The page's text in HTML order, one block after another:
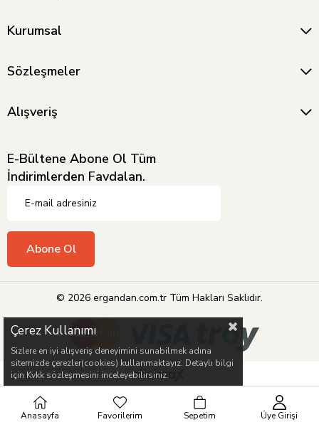
Kurumsal
Sözleşmeler
Alışveriş
E-Bültene Abone Ol Tüm
İndirimlerden Favdalan.
Abone Ol
© 2026 ergandan.com.tr Tüm Hakları Saklıdır.
Çerez Kullanımı
Sizlere en iyi alışveriş deneyimini sunabilmek adına
sitemizde çerezler(cookies) kullanmaktayız. Detaylı bilgi
için Kvkk sözleşmesini inceleyebilirsiniz.
Anasayfa Favorilerim Sepetim Üye Girişi